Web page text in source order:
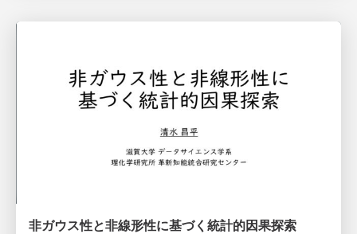
非ガウス性と非線形性に基づく統計的因果探索